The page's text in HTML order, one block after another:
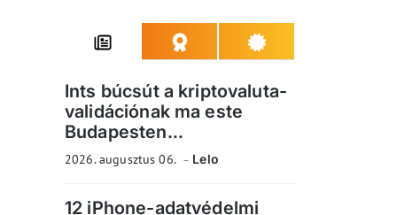
Ints búcsút a kriptovaluta-
validációnak ma este
Budapesten...
2026. augusztus 06. Lelo
12 iPhone-adatvédelmi